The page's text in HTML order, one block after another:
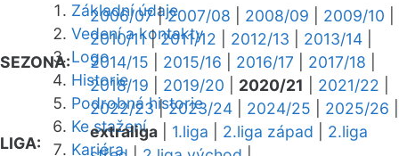
Základní údaje
Vedení a kontakty
Logo
Historie
Podrobná historie
Ke stažení
Kariéra
SEZONA:
2006/07|2007/08 2008/09 2009/10
2010/11|2011/12 2012/13 2013/14
2014/15
2015/16 2016/17 2017/18
2018/19
2019/20 2020/21 2021/22
2022/23|2023/24 2024/25 2025/26
LIGA:
extraliga 1.liga 2.liga západ
2.liga